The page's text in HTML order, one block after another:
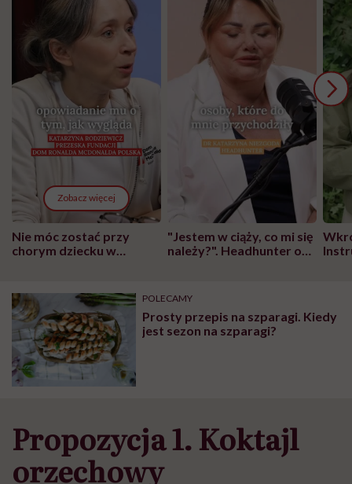
Zobacz więcej
Nie móc zostać przy
chorym dziecku w
może chyba tylko
głupota i brak
wyobraźni"
"Jestem w ciąży, co mi się
należy?". Headhunter o
pracy
POLECAMY
Prosty przepis na szparagi. Kiedy
jest sezon na szparagi?
Propozycja 1. Koktajl
orzechowy